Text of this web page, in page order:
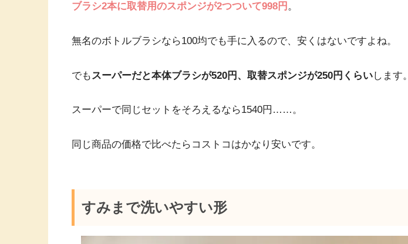
ブラシ2本に取替用のスポンジが2つついて998円 。
無名のボトルブラシなら100均でも手に入るので、安くはないですよね。
でもスーパーだと本体ブラシが520円、取替スポンジが250円くらいします。
スーパーで同じセットをそろえるなら1540円……。
同じ商品の価格で比べたらコストコはかなり安いです。
すみまで洗いやすい形